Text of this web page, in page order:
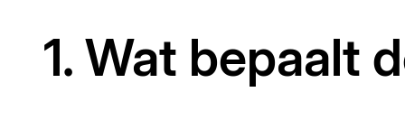
1. Wat bepaalt